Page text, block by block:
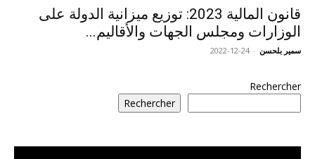
قانون المالية 2023: توزيع ميزانية الدولة على
الوزارات ومجلس الجهات والأقاليم...
سمير بلحسن -
2022-12-24
Rechercher
Rechercher